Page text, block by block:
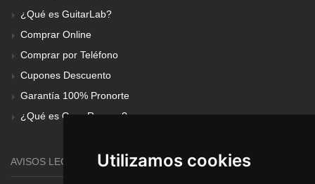
Utilizamos cookies
¿Qué es GuitarLab?
Comprar Online
Comprar por Teléfono
Cupones Descuento
Garantía 100% Pronorte
¿Qué es Gear Renove?
AVISOS LEGALES